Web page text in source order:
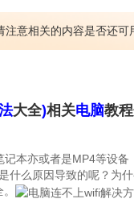
注意相关的内容是否还可
大全)相关电脑教程
记本亦或者是MP4等设备
什么原因导致的呢？为